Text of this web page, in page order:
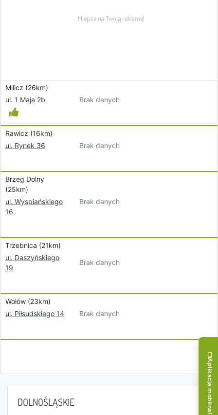
Milicz (26km)
ul. 1 Maja 2b
Brak danych
Rawicz (16km)
ul. Rynek 36
Brak danych
Brzeg Dolny
(25km)
ul. Wyspiańskiego
16
Brak danych
Trzebnica (21km)
ul. Daszyńskiego
19
Brak danych
Wołów (23km)
ul. Piłsudskiego 14
Brak danych
DOLNOŚLĄSKIE Aplikacja mobilna!